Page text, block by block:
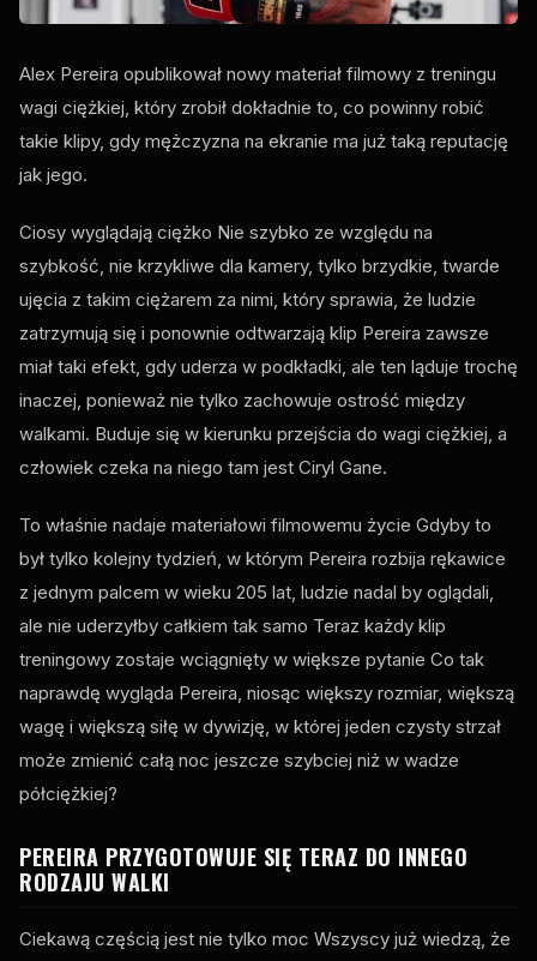
Alex Pereira opublikował nowy materiał filmowy z treningu
wagi ciężkiej, który zrobił dokładnie to, co powinny robić
takie klipy, gdy mężczyzna na ekranie ma już taką reputację
jak jego.
Ciosy wyglądają ciężko Nie szybko ze względu na
szybkość, nie krzykliwe dla kamery, tylko brzydkie, twarde
ujęcia z takim ciężarem za nimi, który sprawia, że ludzie
zatrzymują się i ponownie odtwarzają klip Pereira zawsze
miał taki efekt, gdy uderza w podkładki, ale ten ląduje trochę
inaczej, ponieważ nie tylko zachowuje ostrość między
walkami. Buduje się w kierunku przejścia do wagi ciężkiej, a
człowiek czeka na niego tam jest Ciryl Gane.
To właśnie nadaje materiałowi filmowemu życie Gdyby to
był tylko kolejny tydzień, w którym Pereira rozbija rękawice
z jednym palcem w wieku 205 lat, ludzie nadal by oglądali,
ale nie uderzyłby całkiem tak samo Teraz każdy klip
treningowy zostaje wciągnięty w większe pytanie Co tak
naprawdę wygląda Pereira, niosąc większy rozmiar, większą
wagę i większą siłę w dywizję, w której jeden czysty strzał
może zmienić całą noc jeszcze szybciej niż w wadze
półciężkiej?
PEREIRA PRZYGOTOWUJE SIĘ TERAZ DO INNEGO
RODZAJU WALKI
Ciekawą częścią jest nie tylko moc Wszyscy już wiedzą, że